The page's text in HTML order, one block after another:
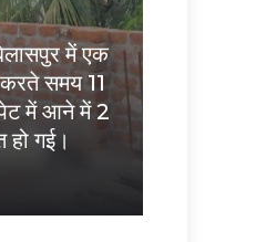
में एक
करते समय 11
में आने में 2
हो गई।